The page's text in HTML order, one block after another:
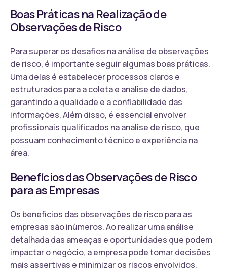
Boas Práticas na Realização de
Observações de Risco
Para superar os desafios na análise de observações
de risco, é importante seguir algumas boas práticas.
Uma delas é estabelecer processos claros e
estruturados para a coleta e análise de dados,
garantindo a qualidade e a confiabilidade das
informações. Além disso, é essencial envolver
profissionais qualificados na análise de risco, que
possuam conhecimento técnico e experiência na
área.
Benefícios das Observações de Risco
para as Empresas
Os benefícios das observações de risco para as
empresas são inúmeros. Ao realizar uma análise
detalhada das ameaças e oportunidades que podem
impactar o negócio, a empresa pode tomar decisões
mais assertivas e minimizar os riscos envolvidos.